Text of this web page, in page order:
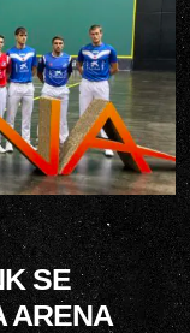
SE
ARENA